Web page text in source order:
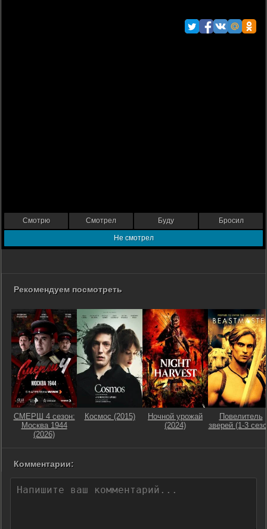
Смотрю Смотрел Буду Бросил
Не смотрел
Рекомендуем посмотреть
СМЕРШ 4 сезон:
Москва 1944
(2026)
Космос (2015)
Ночной урожай
(2024)
Повелитель
зверей (1-3
Комментарии: